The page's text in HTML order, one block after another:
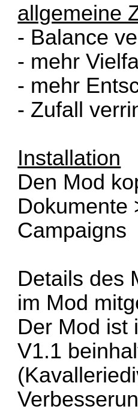
allgemeine
- Balance
- mehr
- mehr
- Zufall
Installation
Den Mod
Dokumente
Campaigns
Details des
im Mod
Der Mod ist
V1.1